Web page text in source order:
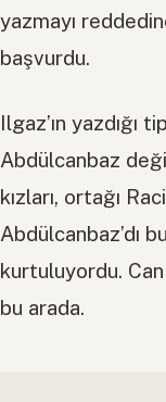
yazmayı
başvurdu.
Ilgaz’ın
Abdülcanbaz
kızları, ortağı
Abdülcanbaz’dı
kurtuluyordu. Can
bu arada.